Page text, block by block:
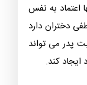
اعتماد به نفس
دختران دارد
پدر می تواند
کند.